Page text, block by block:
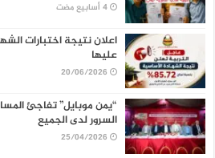
اعلان نتيجة اختبارات
عليها
20/06/2026
“يمن موبايل” تفاجئ
السرور لدى الجميع
25/04/2026